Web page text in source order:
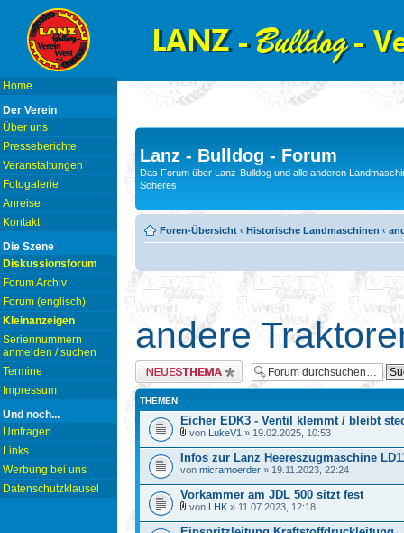
Home
Der Verein
Über uns
Presseberichte
Veranstaltungen
Fotogalerie
Anreise
Kontakt
Die Szene
Diskussionsforum
Forum Archiv
Forum (englisch)
Kleinanzeigen
Seriennummern
anmelden / suchen
Termine
Impressum
Und noch...
Umfragen
Links
Werbung bei uns
Datenschutzklausel
Lanz - Bulldog - Forum
Das Forum über Lanz-Bulldog und alle anderen
Scheres
Foren-Übersicht ‹ Historische Landmaschinen ‹
andere
Neues Thema erstellen
THEMEN
Eicher EDK3 - Ventil klemmt / bleibt
von LukeV1 » 19.02.2025, 10:53
Infos zur Lanz Heereszugmaschine
von micramoerder » 19.11.2023, 22:24
Vorkammer am JDL 500 sitzt fest
von LHK » 11.07.2023, 12:18